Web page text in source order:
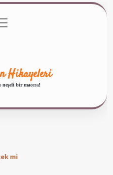
Hikayeleri
bir macera!
mi